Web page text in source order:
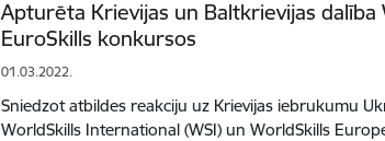
Apturēta Krievijas un Baltkrievijas dalība
EuroSkills konkursos
01.03.2022.
Sniedzot atbildes reakciju uz Krievijas iebrukumu
WorldSkills International (WSI) un WorldSkills